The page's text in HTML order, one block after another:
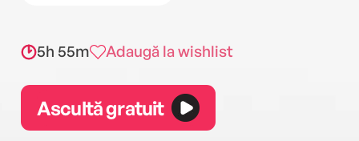
5h 55m Adaugă la wishlist
Ascultă gratuit